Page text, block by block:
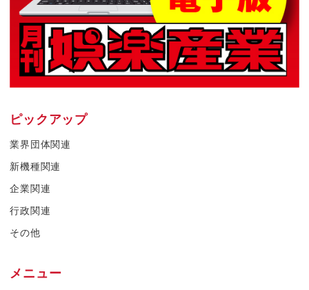
ピックアップ
業界団体関連
新機種関連
企業関連
行政関連
その他
メニュー